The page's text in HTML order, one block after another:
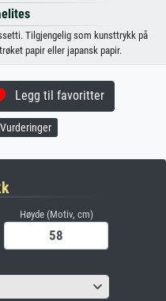
Tilgjengelig som kunsttrykk på
papir eller japansk papir.
Legg til favoritter
Høyde (Motiv, cm)